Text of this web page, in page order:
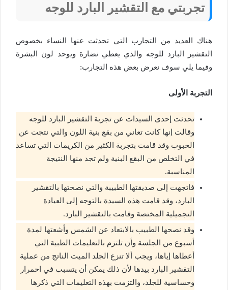
تجربتي مع التقشير البارد للوجه
هناك العديد من التجارب التي تحدثت عنها النساء بخصوص
التقشير البارد للوجه والذي يعطي نضارة ويوحد لون البشرة
وفيما يلي سوف نعرض بعض هذه التجارب:
التجربة الأولى
تحدثت إحدى السيدات عن تجربة التقشير البارد للوجه
وقالت إنها كانت تعاني من بقع بنية اللون والتي نتجت عن
الحبوب وقد قامت بتجربة الكثير من الكريمات التي تساعد
في التخلص من البقع البنية ولم تجد منها النتيجة
المناسبة.
فاتجهت إلى صديقتها الطبيبة والتي نصحتها بالتقشير
البارد، وقد قامت هذه السيدة بالتوجه إلى العيادة
التجميلية المختصة وقامت بالتقشير البارد.
وقد نصحها الطبيب بالابتعاد عن الشمس وأشعتها لمدة
أسبوع من الجلسة وأن تلتزم بالتعليمات الطبية التي
أعطاها إياها، ويجب ألا تنزع الجلد الميت الناتج من عملية
التقشير البارد بيدها لأن ذلك يمكن أن يتسبب في احمرار
وحساسية للجلد، والتزمت بهذه التعليمات التي ذكرها